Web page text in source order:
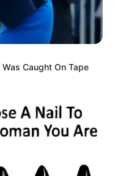
Caught On Tape